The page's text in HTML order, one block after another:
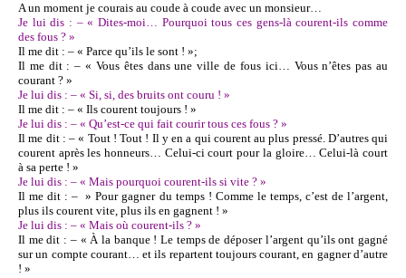
A un moment je courais au coude à coude avec un monsieur…
Je lui dis : – « Dites-moi… Pourquoi tous ces gens-là courent-ils comme
des fous ? »
Il me dit : – « Parce qu’ils le sont ! »;
Il me dit : – « Vous êtes dans une ville de fous ici… Vous n’êtes pas au
courant ? »
Je lui dis : – « Si, si, des bruits ont couru ! »
Il me dit : – « Ils courent toujours ! »
Je lui dis : – « Qu’est-ce qui fait courir tous ces fous ? »
Il me dit : – « Tout ! Tout ! Il y en a qui courent au plus pressé. D’autres qui
courent après les honneurs… Celui-ci court pour la gloire… Celui-là court
à sa perte ! »
Je lui dis : – « Mais pourquoi courent-ils si vite ? »
Il me dit : – » Pour gagner du temps ! Comme le temps, c’est de l’argent,
plus ils courent vite, plus ils en gagnent ! »
Je lui dis : – « Mais où courent-ils ? »
Il me dit : – « À la banque ! Le temps de déposer l’argent qu’ils ont gagné
sur un compte courant… et ils repartent toujours courant, en gagner d’autre
! »